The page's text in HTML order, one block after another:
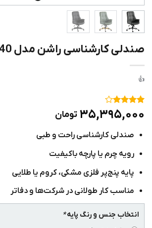
صندلی کارشناسی راشن مدل K940
امتیاز
۴
از ۵
۱
مشتری
۳۵,۳۹۵,۰۰۰ تومان
صندلی کارشناسی راحت و طبی
رویه چرم یا پارچه باکیفیت
پایه پنج‌پر فلزی مشکی، کروم یا طلایی
مناسب کار طولانی در شرکت‌ها و دفاتر
انتخاب جنس و رنگ پایه*